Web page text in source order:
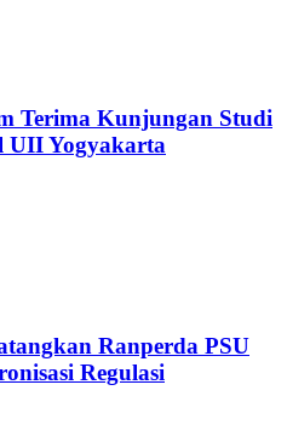
Terima Kunjungan Studi
UII Yogyakarta
Ranperda PSU
Regulasi